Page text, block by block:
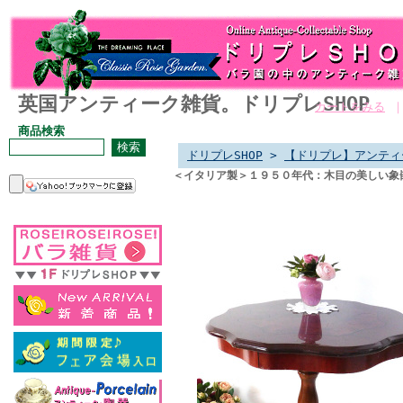
英国アンティーク雑貨。ドリプレSHOP
カートをみる
商品検索
ドリプレSHOP > 【ドリプレ】アンテ
＜イタリア製＞１９５０年代：木目の美しい